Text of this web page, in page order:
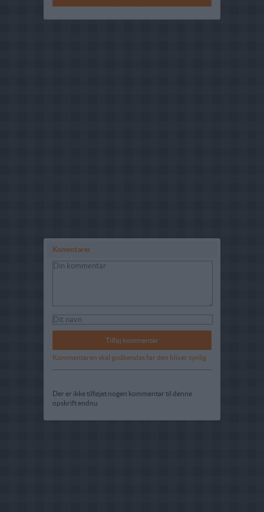
Komentarer
Kommentaren skal godkendes før den bliver synlig
Der er ikke tilføjet nogen kommentar til denne
opskrift endnu